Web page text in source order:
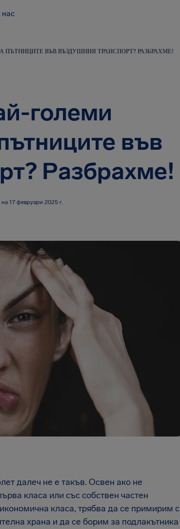
нас
ПЪТНИЦИТЕ ВЪВ ВЪЗДУШНИЯ ТРАНСПОРТ? РАЗБРАХМЕ!
големи
във
Разбрахме!
17 февруари 2025 г.
далеч не е такъв. Освен ако не
класа или със собствен частен
класа, трябва да се примирим с
храна и да се борим за подлакътника